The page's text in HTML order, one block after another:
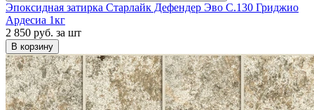
Эпоксидная затирка Старлайк Дефендер Эво С.130 Гриджио
Ардесиа 1кг
2 850 руб. за шт
В корзину